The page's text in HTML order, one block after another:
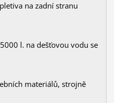
na zadní stranu
l. na dešťovou vodu se
materiálů, strojně